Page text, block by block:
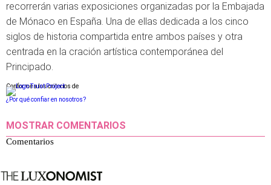
recorrerán varias exposiciones organizadas por la Embajada
de Mónaco en España. Una de ellas dedicada a los cinco
siglos de historia compartida entre ambos países y otra
centrada en la cración artística contemporánea del
Principado.
Conforme a los criterios de
¿Por qué confiar en nosotros?
MOSTRAR COMENTARIOS
Comentarios